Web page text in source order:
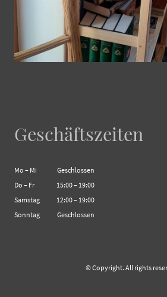
Geschäftszeiten
Mo – Mi
Geschlossen
Do – Fr
15:00 – 19:00
Samstag
12:00 – 19:00
Sonntag
Geschlossen
© Copyright. All rights